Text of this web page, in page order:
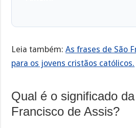
Leia também:As frases de São
para os jovens cristãos católicos.
Qual é o significado
Francisco de Assis?